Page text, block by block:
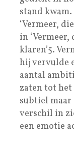
stand
‘Vermeer,
in
klaren’5.
hij vervulde
aantal
zaten tot het
subtiel
verschil in
een emotie